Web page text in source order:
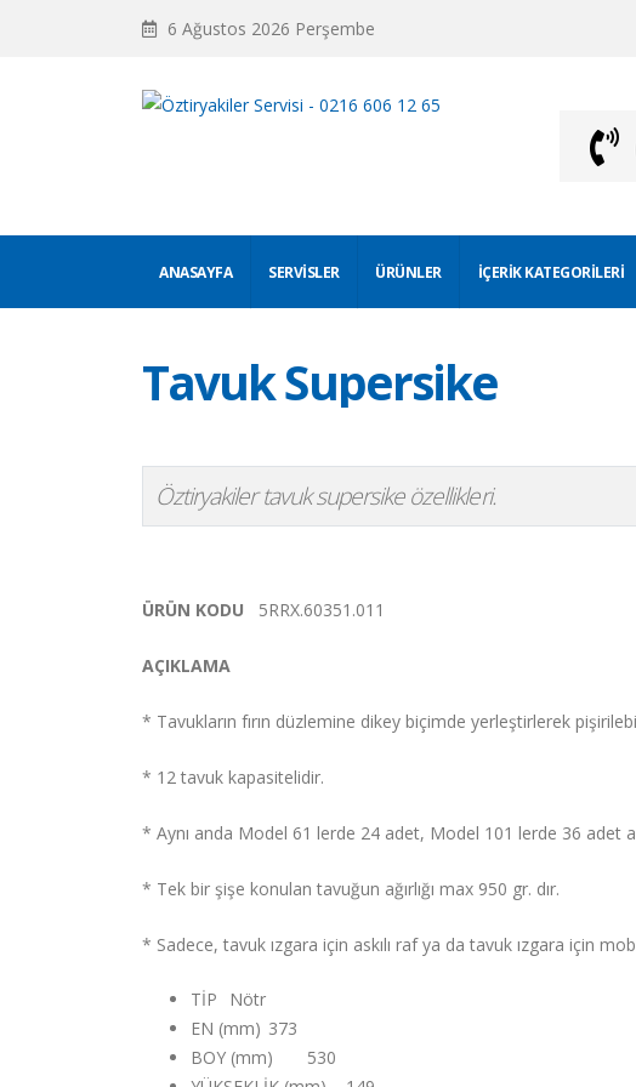
6 Ağustos 2026 Perşembe
ANASAYFA SERVISLER ÜRÜNLER İÇERIK KATEGORILERI
Tavuk Supersike
Öztiryakiler tavuk supersike özellikleri.
ÜRÜN KODU 5RRX.60351.011
AÇIKLAMA
* Tavukların fırın düzlemine dikey biçimde yerleştirlerek
* 12 tavuk kapasitelidir.
* Aynı anda Model 61 lerde 24 adet, Model 101 lerde 36 adet
* Tek bir şişe konulan tavuğun ağırlığı max 950 gr. dır.
* Sadece, tavuk ızgara için askılı raf ya da tavuk ızgara için
TİP
Nötr
EN (mm) 373
BOY (mm)
530